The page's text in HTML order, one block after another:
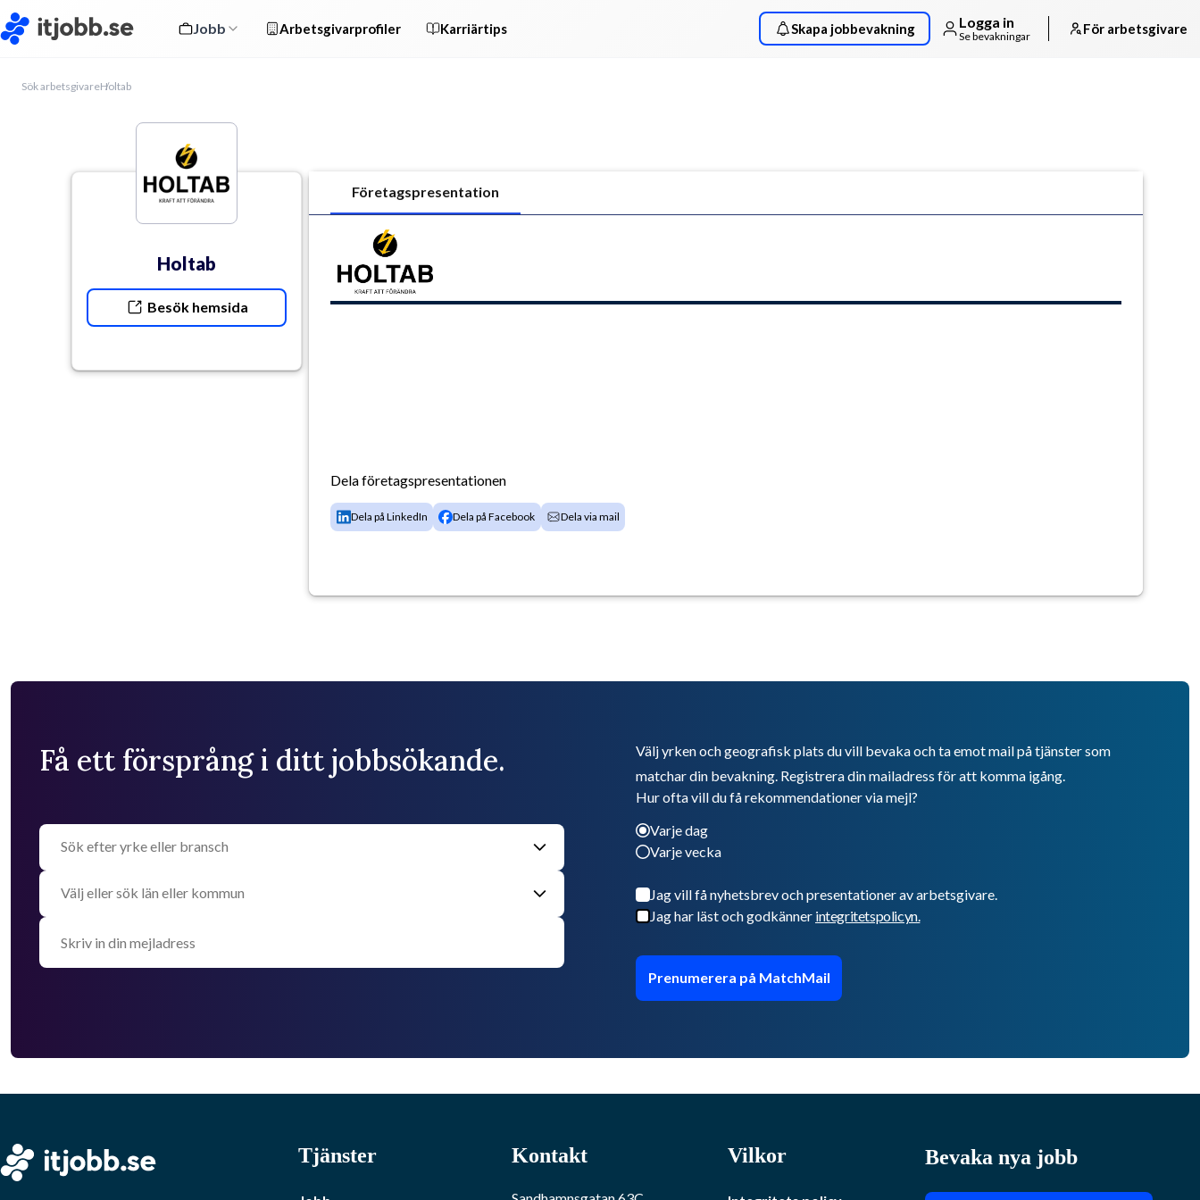
Jobb Arbetsgivarprofiler Karriärtips Skapa jobbevakning Logga in
Se bevakningar För arbetsgivare
Sök arbetsgivareHoltab
Holtab
Besök hemsida
Företagspresentation
Dela företagspresentationen
Dela på LinkedIn Dela på Facebook Dela via mail
Få ett försprång i ditt jobbsökande.
Välj yrken och geografisk plats du vill bevaka och ta emot mail på tjänster som
matchar din bevakning. Registrera din mailadress för att komma igång.
Hur ofta vill du få rekommendationer via mejl?
Varje dag
Varje vecka
Jag vill få nyhetsbrev och presentationer av arbetsgivare.
Jag har läst och godkänner integritetspolicyn.
Prenumerera på MatchMail
Tjänster Kontakt Vilkor Bevaka nya jobb